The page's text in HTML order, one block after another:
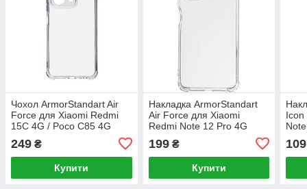
Чохол ArmorStandart Air
Force для Xiaomi Redmi
15C 4G / Poco C85 4G
(ARM85419)
249 ₴
Купити
Накладка ArmorStandart
Air Force для Xiaomi
Redmi Note 12 Pro 4G
(ARM67771)
199₴
Купити
Icon
109